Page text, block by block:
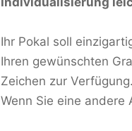
Ihr Pokal soll
Ihren gewünschten
Zeichen zur
Wenn Sie eine